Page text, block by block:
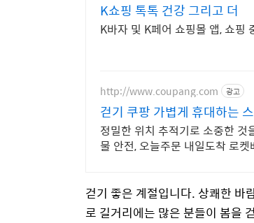
K쇼핑 톡톡 건강 그리고 더
K바자 및 K페어 쇼핑몰 앱, 쇼핑
http://www.coupang.com 광고
걷기 쿠팡 가볍게 휴대하는
정밀한 위치 추적기로 소중한
물 안전, 오늘주문 내일도착 로켓
걷기 좋은 계절입니다. 상쾌한 바
로 길거리에는 많은 분들이 봄을